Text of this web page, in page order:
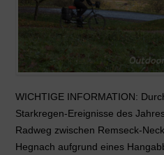
WICHTIGE INFORMATION:
Starkregen-Ereignisse des
Radweg zwischen Remseck-
Hegnach aufgrund eines